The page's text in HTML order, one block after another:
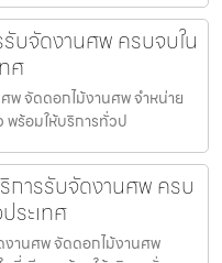
รับจัดงานศพ ครบจบใน
ศ
พ จัดดอกไม้งานศพ จำหน่าย
พร้อมให้บริการทั่วป
ารรับจัดงานศพ ครบ
ระเทศ
านศพ จัดดอกไม้งานศพ